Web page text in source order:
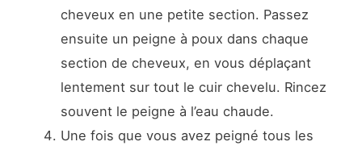
cheveux en une petite section. Passez
ensuite un peigne à poux dans chaque
section de cheveux, en vous déplaçant
lentement sur tout le cuir chevelu. Rincez
souvent le peigne à l’eau chaude.
Une fois que vous avez peigné tous les